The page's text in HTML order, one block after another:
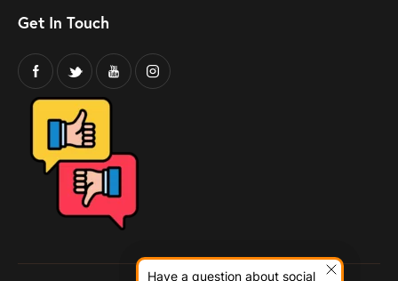
Have a question about social
Get In Touch